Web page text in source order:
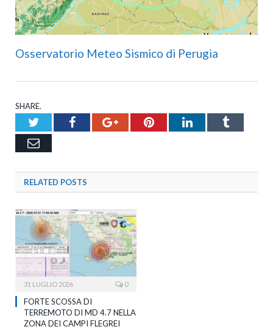
Osservatorio Meteo Sismico di Perugia
SHARE.
TwitterFacebookGoogle+PinterestLinkedInTumblr
Email
RELATED POSTS
31 LUGLIO 2026 0
FORTE SCOSSA DI
TERREMOTO DI MD 4.7 NELLA
ZONA DEI CAMPI FLEGREI